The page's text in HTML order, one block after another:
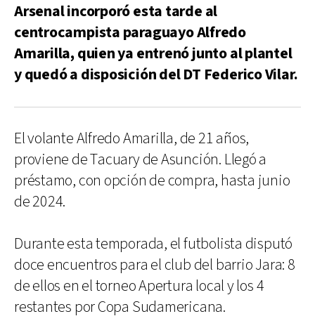
Arsenal incorporó esta tarde al
centrocampista paraguayo Alfredo
Amarilla, quien ya entrenó junto al plantel
y quedó a disposición del DT Federico Vilar.
El volante Alfredo Amarilla, de 21 años,
proviene de Tacuary de Asunción. Llegó a
préstamo, con opción de compra, hasta junio
de 2024.
Durante esta temporada, el futbolista disputó
doce encuentros para el club del barrio Jara: 8
de ellos en el torneo Apertura local y los 4
restantes por Copa Sudamericana.